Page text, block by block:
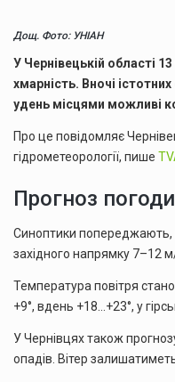
Дощ. Фото: УНІАН
У Чернівецькій області
хмарність. Вночі
удень місцями можливі
Про це повідомляє
гідрометеорології, пише
Прогноз
Синоптики попереджають,
західного напрямку 7–12
Температура повітря
+9°, вдень +18…+23°, у
У Чернівцях також
опадів. Вітер